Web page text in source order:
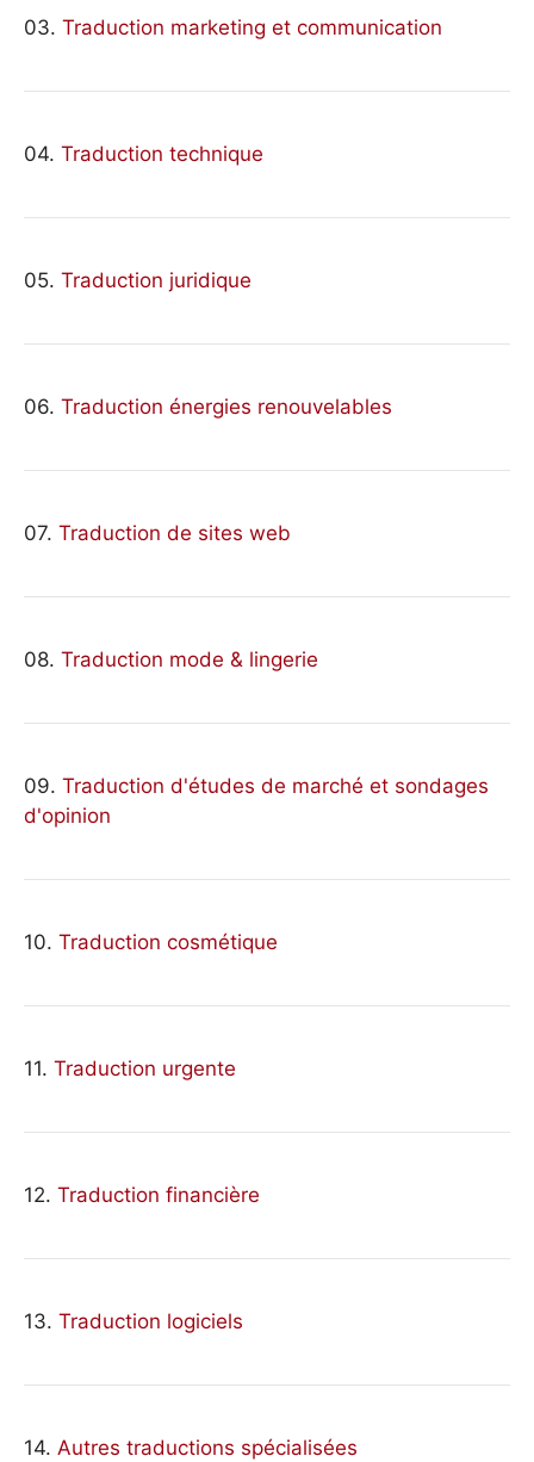
03. Traduction marketing et communication
04. Traduction technique
05. Traduction juridique
06. Traduction énergies renouvelables
07. Traduction de sites web
08. Traduction mode & lingerie
09. Traduction d'études de marché et sondages
d'opinion
10. Traduction cosmétique
11. Traduction urgente
12. Traduction financière
13. Traduction logiciels
14. Autres traductions spécialisées